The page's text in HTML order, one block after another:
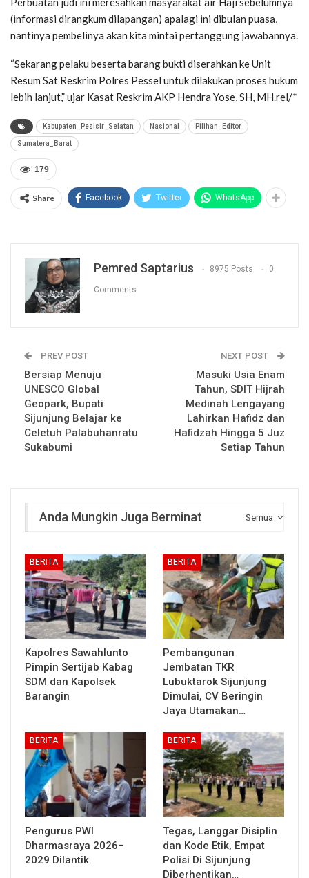
(informasi dirangkum dilapangan) apalagi ini dibulan puasa,
nantinya pembelinya akan kita mintai pertanggung jawabannya.
“Sekarang pelaku beserta barang bukti diserahkan ke Unit
Resum Sat Reskrim Polres Pessel untuk dilakukan proses hukum
lebih lanjut,” ujar Kasat Reskrim AKP Hendra Yose, SH, MH.rel/*
Kabupaten_Pesisir_Selatan Nasional Pilihan_Editor
Sumatera_Barat
179
Share Facebook Twitter WhatsApp
Pemred Saptarius 8975 Posts 0
Comments
PREV POST
Bersiap Menuju
UNESCO Global
Geopark, Bupati
Sijunjung Belajar ke
Celetuh Palabuhanratu
Sukabumi
NEXT POST
Masuki Usia Enam
Tahun, SDIT Hijrah
Medinah Lengayang
Lahirkan Hafidz dan
Hafidzah Hingga 5 Juz
Setiap Tahun
Semua
Anda Mungkin Juga Berminat
BERITA
Kapolres Sawahlunto
Pimpin Sertijab Kabag
SDM dan Kapolsek
Barangin
BERITA
Pembangunan
Jembatan TKR
Lubuktarok Sijunjung
Dimulai, CV Beringin
Jaya Utamakan…
BERITA
Pengurus PWI
Dharmasraya 2026–
2029 Dilantik
BERITA
Tegas, Langgar Disiplin
dan Kode Etik, Empat
Polisi Di Sijunjung
Diberhentikan…